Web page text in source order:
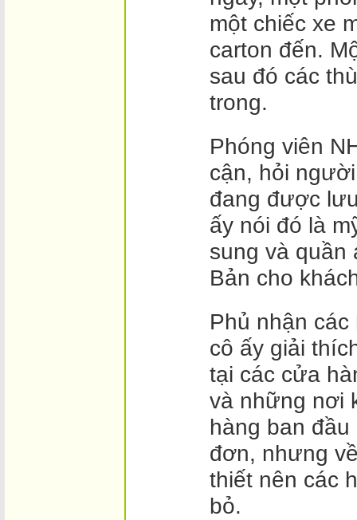
một chiếc xe
carton đến.
sau đó các
trong.
Phóng viên
cận, hỏi
đang được
ấy nói đó là
sung và quần
Bản cho
Phủ nhận
cô ấy giải
tại các cửa
và những nơi
hàng ban
đơn, nhưng
thiết nên các
bỏ.